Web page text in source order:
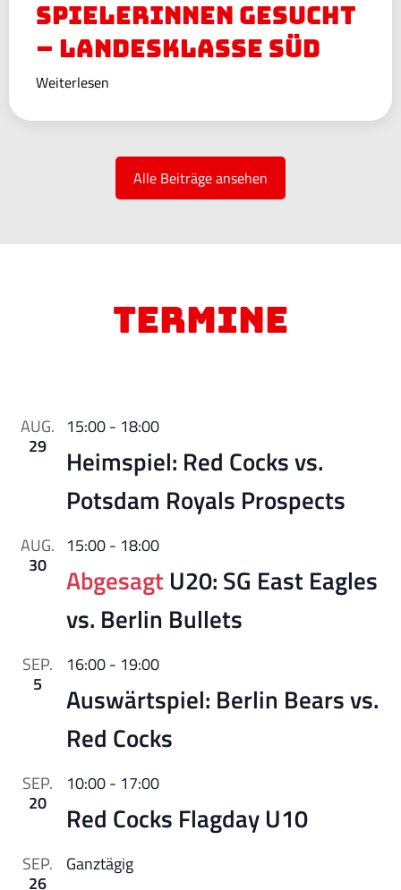
Spielerinnen Gesucht
– Landesklasse Süd
Weiterlesen
Alle Beiträge ansehen
Termine
AUG.
29
15:00- 18:00
Heimspiel: Red Cocks vs.
Potsdam Royals Prospects
AUG.
30
15:00- 18:00
AbgesagtU20: SG East Eagles
vs. Berlin Bullets
SEP.
5
16:00- 19:00
Auswärtspiel: Berlin Bears vs.
Red Cocks
SEP.
20
10:00- 17:00
Red Cocks Flagday U10
SEP.
26
Ganztägig